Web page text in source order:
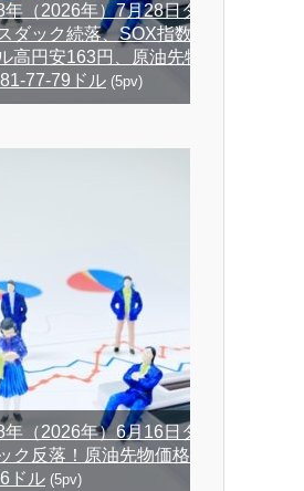
（2026年）7月28日ダ
ダック続落、SOX指数
高円安163円、原油先物
77-79ドル (5pv)
年（2026年）6月16日ダ
ク反落！原油先物価格
ドル (5pv)